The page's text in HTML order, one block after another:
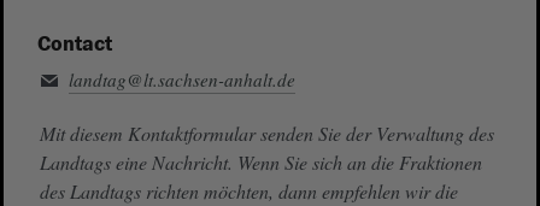
Contact
landtag@lt.sachsen-anhalt.de
Mit diesem Kontaktformular senden Sie der Verwaltung des
Landtags eine Nachricht. Wenn Sie sich an die Fraktionen
des Landtags richten möchten, dann empfehlen wir die